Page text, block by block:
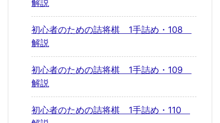
解説
初心者のための詰将棋 1手詰め・108
解説
初心者のための詰将棋 1手詰め・109
解説
初心者のための詰将棋 1手詰め・110